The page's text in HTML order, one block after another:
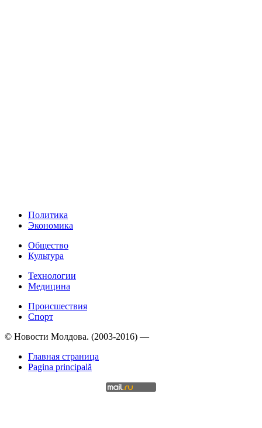
Политика
Экономика
Общество
Культура
Технологии
Медицина
Происшествия
Спорт
© Новости Молдова. (2003-2016) —
Главная страница
Pagina principală